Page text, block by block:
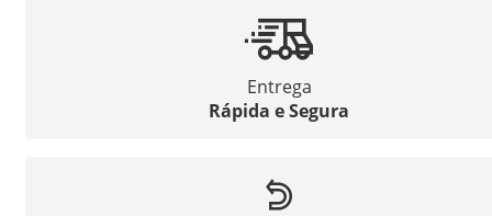
Entrega
Rápida e Segura